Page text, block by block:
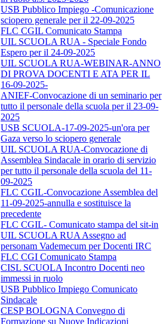
USB Pubblico Impiego -Comunicazione
sciopero generale per il 22-09-2025
FLC CGIL Comunicato Stampa
UIL SCUOLA RUA - Speciale Fondo
Espero per il 24-09-2025
UIL SCUOLA RUA-WEBINAR-ANNO
DI PROVA DOCENTI E ATA PER IL
16-09-2025-
ANIEF-Convocazione di un seminario per
tutto il personale della scuola per il 23-09-
2025
USB SCUOLA-17-09-2025-un'ora per
Gaza verso lo sciopero generale
UIL SCUOLA RUA-Convocazione di
Assemblea Sindacale in orario di servizio
per tutto il personale della scuola del 11-
09-2025
FLC CGIL-Convocazione Assemblea del
11-09-2025-annulla e sostituisce la
precedente
FLC CGIL- Comunicato stampa del sit-in
UIL SCUOLA RUA Assegno ad
personam Vademecum per Docenti IRC
FLC CGI Comunicato Stampa
CISL SCUOLA Incontro Docenti neo
immessi in ruolo
USB Pubblico Impiego Comunicato
Sindacale
CESP BOLOGNA Convegno di
Formazione su Nuove Indicazioni